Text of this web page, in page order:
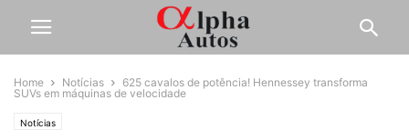
Home Notícias
625 cavalos de potência! Hennessey transforma
SUVs em máquinas de velocidade
Notícias